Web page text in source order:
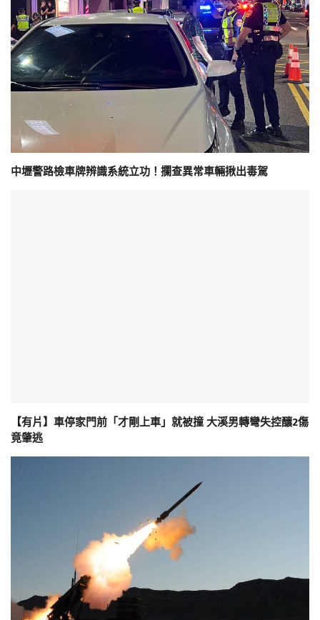
中壢警路檢車牌辨識系統立功！攔查異常車輛揪出毒駕
【有片】車停家門前「才剛上車」就被撞 大溪男轉彎失控釀2傷
竟肇逃